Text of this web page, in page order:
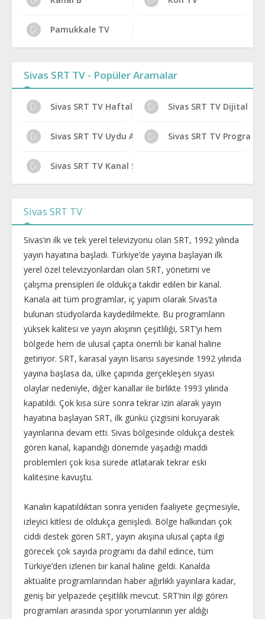
Pamukkale TV
Sivas SRT TV - Popüler Aramalar
Sivas SRT TV Haftalık Yayın PlanıSivas SRT TV Dijital
Sivas SRT TV Uydu Alıcısı AyarlarıSivas SRT TV Program
Sivas SRT TV Kanal Sahibi Kim?
Sivas SRT TV
Sivas’ın ilk ve tek yerel televizyonu olan SRT, 1992 yılında
yayın hayatına başladı. Türkiye’de yayına başlayan ilk
yerel özel televizyonlardan olan SRT, yönetimi ve
çalışma prensipleri ile oldukça takdir edilen bir kanal.
Kanala ait tüm programlar, iç yapım olarak Sivas’ta
bulunan stüdyolarda kaydedilmekte. Bu programların
yüksek kalitesi ve yayın akışının çeşitliliği, SRT’yi hem
bölgede hem de ulusal çapta önemli bir kanal haline
getiriyor. SRT, karasal yayın lisansı sayesinde 1992 yılında
yayına başlasa da, ülke çapında gerçekleşen siyasi
olaylar nedeniyle, diğer kanallar ile birlikte 1993 yılında
kapatıldı. Çok kısa süre sonra tekrar izin alarak yayın
hayatına başlayan SRT, ilk günkü çizgisini koruyarak
yayınlarına devam etti. Sivas bölgesinde oldukça destek
gören kanal, kapandığı dönemde yaşadığı maddi
problemleri çok kısa sürede atlatarak tekrar eski
kalitesine kavuştu.
Kanalın kapatıldıktan sonra yeniden faaliyete geçmesiyle,
izleyici kitlesi de oldukça genişledi. Bölge halkından çok
ciddi destek gören SRT, yayın akışına ulusal çapta ilgi
görecek çok sayıda programı da dahil edince, tüm
Türkiye’den izlenen bir kanal haline geldi. Kanalda
aktüalite programlarından haber ağırlıklı yayınlara kadar,
geniş bir yelpazede çeşitlilik mevcut. SRT’nin ilgi gören
programları arasında spor yorumlarının yer aldığı